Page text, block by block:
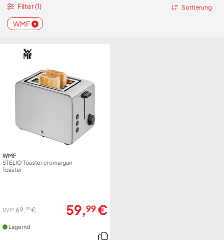
Sortierung
WMF
Filter (1)
WMF
STELIO Toaster cromargan
Toaster
UVP1 69,99€ 59,99€
Lagernd